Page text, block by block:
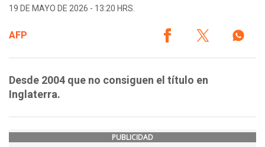
19 DE MAYO DE 2026 - 13:20 HRS.
AFP
Desde 2004 que no consiguen el título en
Inglaterra.
PUBLICIDAD